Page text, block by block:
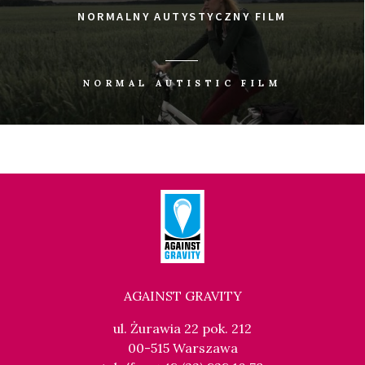
NORMALNY AUTYSTYCZNY FILM
NORMAL AUTISTIC FILM
AGAINST GRAVITY
ul. Żurawia 22 pok. 212
00-515 Warszawa